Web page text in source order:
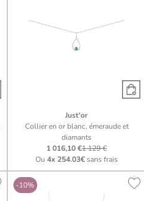
Just'or
Collier en or blanc, émeraude et
diamants
1 016,10 €1 129 €
Ou4x 254.03€sans frais
-10%